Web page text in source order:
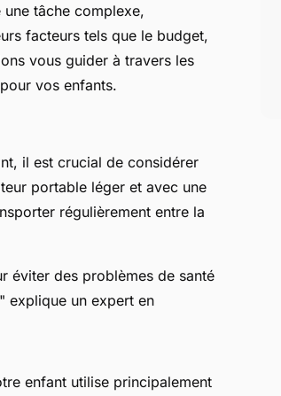
tâche complexe,
facteurs tels que le budget,
vous guider à travers les
vos enfants.
il est crucial de considérer
portable léger et avec une
régulièrement entre la
éviter des problèmes de santé
explique un expert en
enfant utilise principalement